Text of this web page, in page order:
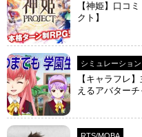
【神姫】口コ
クト】
シミュレーション
【キャラフレ
えるアバターチ